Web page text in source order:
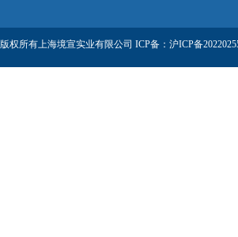
版权所有上海境宣实业有限公司 ICP备： 沪ICP备